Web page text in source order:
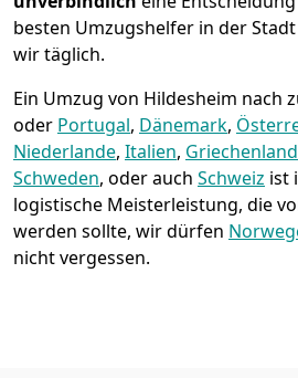
besten Umzugshelfer in der
wir täglich.
Ein Umzug von Hildesheim nach
oder Portugal, Dänemark,
Niederlande, Italien, Griechenland
Schweden, oder auch Schweiz ist
logistische Meisterleistung, die
werden sollte, wir dürfen
nicht vergessen.